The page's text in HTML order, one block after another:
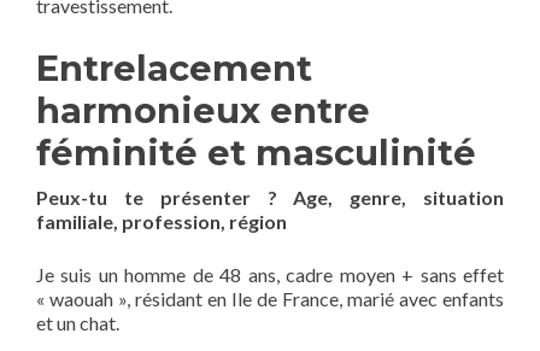
travestissement.
Entrelacement
harmonieux entre
féminité et masculinité
Peux-tu te présenter ? Age, genre, situation
familiale, profession, région
Je suis un homme de 48 ans, cadre moyen + sans effet
« waouah », résidant en Ile de France, marié avec enfants
et un chat.